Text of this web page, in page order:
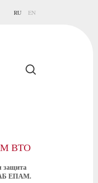
RU EN
ВТО
защита
АБ ЕПАМ.